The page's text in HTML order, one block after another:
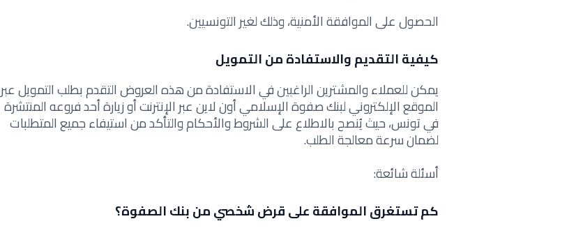
الحصول على الموافقة الأمنية، وذلك لغير التونسيين.
كيفية التقديم والاستفادة من التمويل
يمكن للعملاء والمشترين الراغبين في الاستفادة من هذه العروض التقدم بطلب التمويل عبر
الموقع الإلكتروني لبنك صفوة الإسلامي أون لاين عبر الإنترنت أو زيارة أحد فروعه المنتشرة
في تونس، حيث يُنصح بالاطلاع على الشروط والأحكام والتأكد من استيفاء جميع المتطلبات
لضمان سرعة معالجة الطلب.
أسئلة شائعة:
كم تستغرق الموافقة على قرض شخصي من بنك الصفوة؟